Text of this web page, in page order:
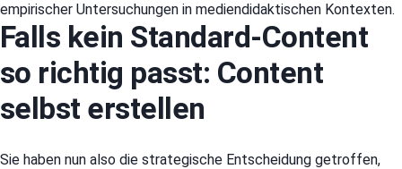
empirischer Untersuchungen in mediendidaktischen Kontexten.
Falls kein Standard-Content
so richtig passt: Content
selbst erstellen
Sie haben nun also die strategische Entscheidung getroffen,